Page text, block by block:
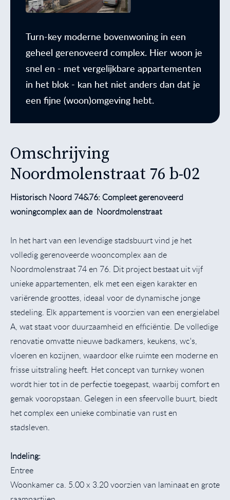
Turn-key moderne bovenwoning in een
geheel gerenoveerd complex. Hier woon je
snel en - met vergelijkbare appartementen
in het blok - kan het niet anders dan dat je
een fijne (woon)omgeving hebt.
Omschrijving
Noordmolenstraat 76 b-02
Historisch Noord 74&76: Compleet gerenoveerd
woningcomplex aan de Noordmolenstraat
In het hart van een levendige stadsbuurt vind je het
volledig gerenoveerde wooncomplex aan de
Noordmolenstraat 74 en 76. Dit project bestaat uit vijf
unieke appartementen, elk met een eigen karakter en
variërende groottes, ideaal voor de dynamische jonge
stedeling. Elk appartement is voorzien van een energielabel
A, wat staat voor duurzaamheid en efficiëntie. De volledige
renovatie omvatte nieuwe badkamers, keukens, wc's,
vloeren en kozijnen, waardoor elke ruimte een moderne en
frisse uitstraling heeft. Het concept van turnkey wonen
wordt hier tot in de perfectie toegepast, waarbij comfort en
gemak vooropstaan. Gelegen in een sfeervolle buurt, biedt
het complex een unieke combinatie van rust en
stadsleven.
Indeling:
Entree
Woonkamer ca. 5.00 x 3.20 voorzien van laminaat en grote